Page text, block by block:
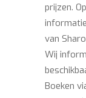
prijzen.
van
Wij
Boeken